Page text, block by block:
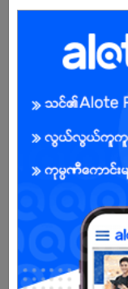
🇸🇬စင်ကာပူနိုင်ငံရှိထိပ်တန်း
အရည်အသွေးပြည့်ဝတဲ့ နို
ပြည်တွင်းမှာပေးအပ်နေတဲ့
MIC ဆိုတာ အမြဲတမ်း
တစ်ခုဖြစ်တဲ့အတွက် ရှေ့
များစွာအထောက်အကူ
ဖြစ်ပါတယ်ရှင်။
ပညာရေးနဲ့ အိပ်မက်တွ
အကောင်းဆုံးကြိုးစား
ကျောင်းတော်ကြီး
ခေါ်လိုက်ရပါတယ်ရှင်။